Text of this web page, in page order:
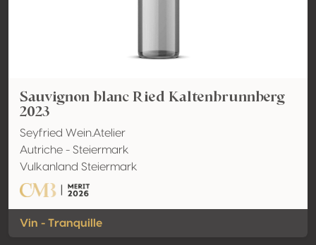
Sauvignon blanc Ried Kaltenbrunnberg
2023
Seyfried Wein.Atelier
Autriche - Steiermark
Vulkanland Steiermark
Vin - Tranquille